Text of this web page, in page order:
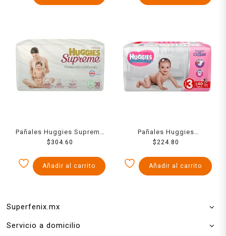
Pañales Huggies Supreme
unisex etapa 4 con 36
$ 304.60
Añadir al carrito
Pañales Huggies
UltraConfort etapa 3 niña
$224.80
Añadir al carrito
Superfenix.mx
Servicio a domicilio